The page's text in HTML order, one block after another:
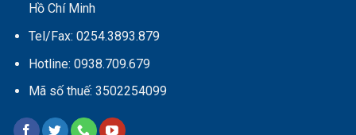
Hồ Chí Minh
Tel/Fax: 0254.3893.879
Hotline: 0938.709.679
Mã số thuế: 3502254099